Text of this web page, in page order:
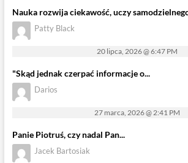
Nauka rozwija ciekawość, uczy
Patty Black
20 lipca, 2026 @ 6:47 PM
"Skąd jednak czerpać informacje o...
Darios
27 marca, 2026 @ 2:41 PM
Panie Piotruś, czy nadal Pan...
Jacek Bartosiak